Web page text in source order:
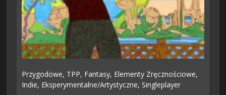
Przygodowe, TPP, Fantasy, Elementy Zręcznościowe,
Indie, Eksperymentalne/artystyczne,Singleplayer